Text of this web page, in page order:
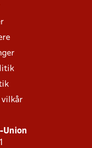
vilkår
Union